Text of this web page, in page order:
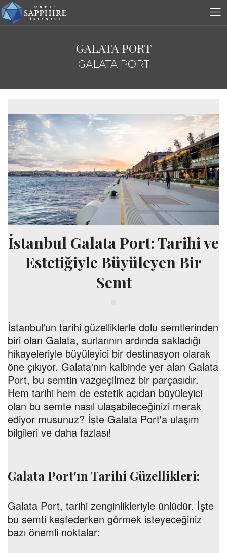
GALATA PORT
GALATA PORT
İstanbul Galata Port: Tarihi ve
Estetiğiyle Büyüleyen Bir
Semt
İstanbul'un tarihi güzelliklerle dolu semtlerinden
biri olan Galata, surlarının ardında sakladığı
hikayeleriyle büyüleyici bir destinasyon olarak
öne çıkıyor. Galata'nın kalbinde yer alan Galata
Port, bu semtin vazgeçilmez bir parçasıdır.
Hem tarihi hem de estetik açıdan büyüleyici
olan bu semte nasıl ulaşabileceğinizi merak
ediyor musunuz? İşte Galata Port'a ulaşım
bilgileri ve daha fazlası!
Galata Port'ın Tarihi Güzellikleri:
Galata Port, tarihi zenginlikleriyle ünlüdür. İşte
bu semti keşfederken görmek isteyeceğiniz
bazı önemli noktalar: